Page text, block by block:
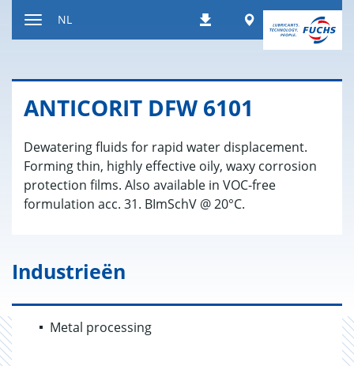
inhoud
DownloadsWorldwide
NL
AN­TI­CO­RIT DFW 6101
Dewatering fluids for rapid water displacement.
Forming thin, highly effective oily, waxy corrosion
protection films. Also available in VOC-free
formulation acc. 31. BImSchV @ 20°C.
Industrieën
Metal processing